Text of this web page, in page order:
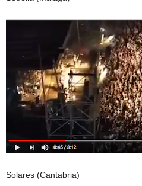
Solares (Cantabria)